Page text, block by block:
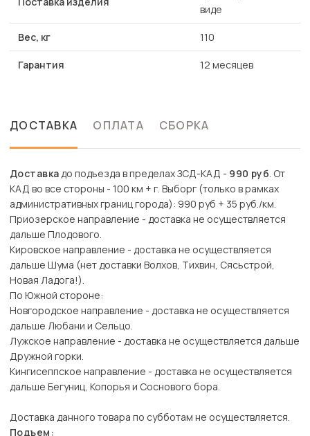
виде
Вес, кг 110
Гарантия 12 месяцев
ДОСТАВКА ОПЛАТА СБОРКА
Доставкадо подъезда в пределах ЗСД-КАД - 990 руб. От
КАД во все стороны - 100 км + г. Выборг (только в рамках
административных границ города): 990 руб + 35 руб./км.
Приозерское направление - доставка не осуществляется
дальше Плодового.
Кировское направление - доставка не осуществляется
дальше Шума (нет доставки Волхов, Тихвин, Сясьстрой,
Новая Ладога!).
По Южной стороне:
Новгородское направление - доставка не осуществляется
дальше Любани и Сельцо.
Лужское направление - доставка не осуществляется дальше
Дружной горки.
Кингисеппское направление - доставка не осуществляется
дальше Бегуниц, Копорья и Соснового бора.
Доставка данного товара по субботам не осуществляется.
Подъем: